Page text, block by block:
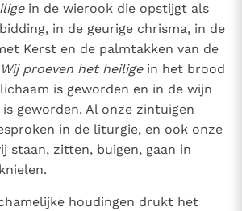
in de wierook die opstijgt als
in de geurige chrisma, in de
Kerst en de palmtakken van de
Wij proeven het heiligein het brood
is geworden en in de wijn
geworden. Al onze zintuigen
in de liturgie, en ook onze
staan, zitten, buigen, gaan in
houdingen drukt het